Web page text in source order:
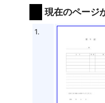
現在のページ
1.